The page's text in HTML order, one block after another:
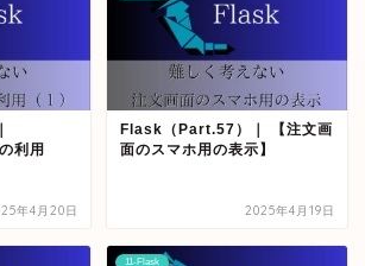
利用
年4月20日
Flask（Part.57）｜ 【注文画
面のスマホ用の表示】
2025年4月19日
11-Flask